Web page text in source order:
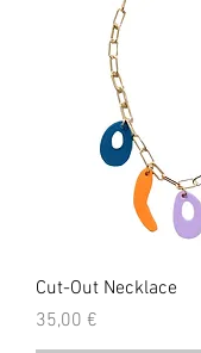
Cut-Out Necklace
Цена
35,00 €